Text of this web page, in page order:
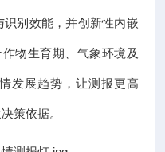
别效能，并创新性内嵌
物生育期、气象环境及
发展趋势，让测报更高
策依据。